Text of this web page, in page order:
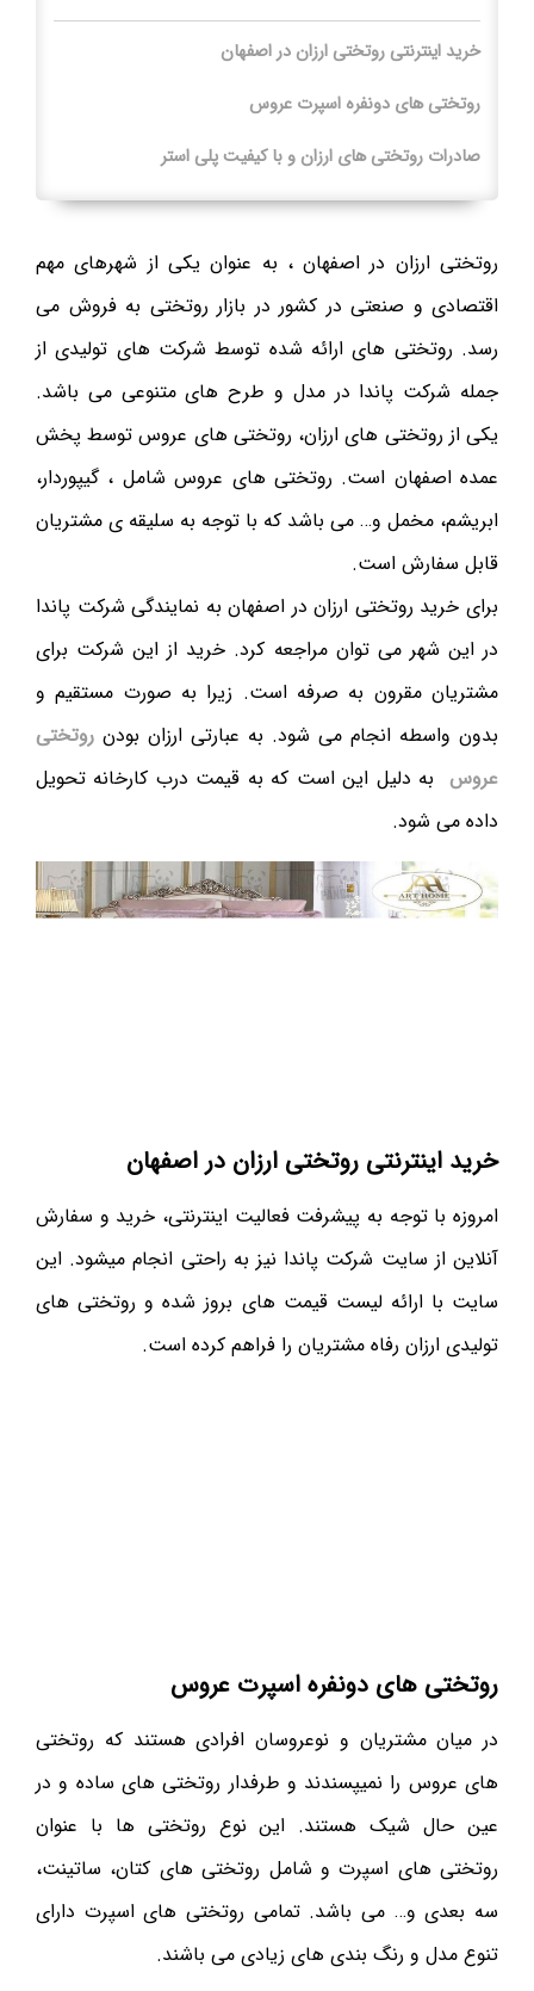
خرید اینترنتی روتختی ارزان در اصفهان
روتختی های دونفره اسپرت عروس
صادرات روتختی های ارزان و با کیفیت پلی استر
روتختی ارزان در اصفهان ، به عنوان یکی از شهرهای مهم
اقتصادی و صنعتی در کشور در بازار روتختی به فروش می
رسد. روتختی های ارائه شده توسط شرکت های تولیدی از
جمله شرکت پاندا در مدل و طرح های متنوعی می باشد.
یکی از روتختی های ارزان، روتختی های عروس توسط پخش
عمده اصفهان است. روتختی های عروس شامل ، گیپوردار،
ابریشم، مخمل و… می باشد که با توجه به سلیقه ی مشتریان
قابل سفارش است.
برای خرید روتختی ارزان در اصفهان به نمایندگی شرکت پاندا
در این شهر می توان مراجعه کرد. خرید از این شرکت برای
مشتریان مقرون به صرفه است. زیرا به صورت مستقیم و
بدون واسطه انجام می شود. به عبارتی ارزان بودن روتختی
عروس به دلیل این است که به قیمت درب کارخانه تحویل
داده می شود.
خرید اینترنتی روتختی ارزان در اصفهان
امروزه با توجه به پیشرفت فعالیت اینترنتی، خرید و سفارش
آنلاین از سایت شرکت پاندا نیز به راحتی انجام میشود. این
سایت با ارائه لیست قیمت های بروز شده و روتختی های
تولیدی ارزان رفاه مشتریان را فراهم کرده است.
روتختی های دونفره اسپرت عروس
در میان مشتریان و نوعروسان افرادی هستند که روتختی
های عروس را نمیپسندند و طرفدار روتختی های ساده و در
عین حال شیک هستند. این نوع روتختی ها با عنوان
روتختی های اسپرت و شامل روتختی های کتان، ساتینت،
سه بعدی و… می باشد. تمامی روتختی های اسپرت دارای
تنوع مدل و رنگ بندی های زیادی می باشند.